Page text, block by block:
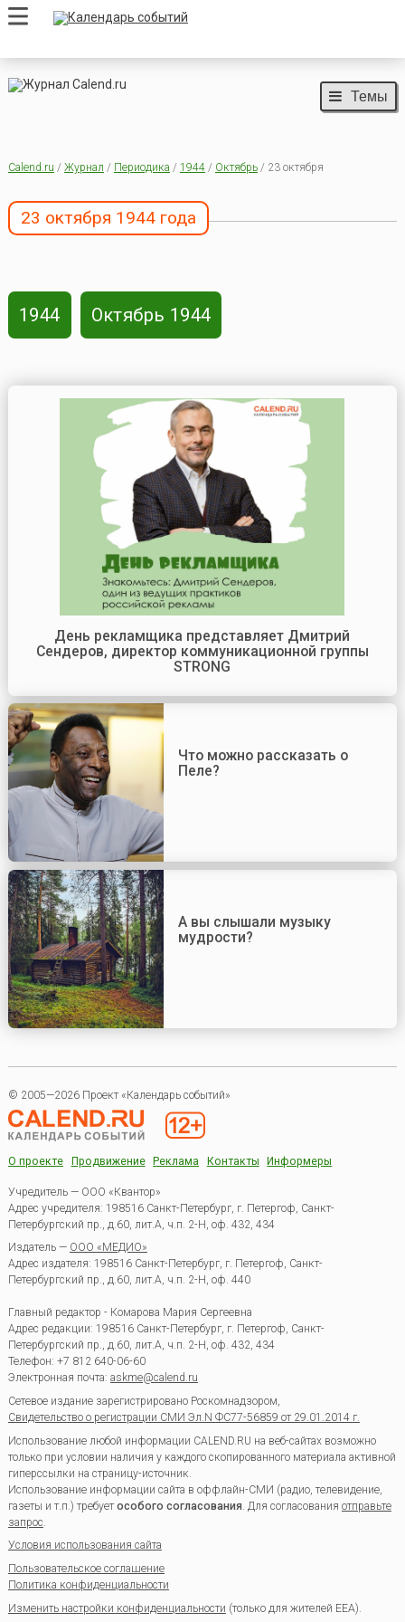
Темы
Calend.ru / Журнал / Периодика / 1944/ Октябрь/ 23 октября
23 октября 1944 года
1944 Октябрь 1944
День рекламщика представляет Дмитрий
Сендеров, директор коммуникационной группы
STRONG
Что можно рассказать о
Пеле?
А вы слышали музыку
мудрости?
© 2005—2026 Проект «Календарь событий»
О проекте Продвижение Реклама Контакты Информеры
Учредитель — ООО «Квантор»
Адрес учредителя: 198516 Санкт-Петербург, г. Петергоф, Санкт-
Петербургский пр., д.60, лит.А, ч.п. 2-Н, оф. 432, 434
Издатель — ООО «МЕДИО»
Адрес издателя: 198516 Санкт-Петербург, г. Петергоф, Санкт-
Петербургский пр., д.60, лит.А, ч.п. 2-Н, оф. 440
Главный редактор - Комарова Мария Сергеевна
Адрес редакции: 198516 Санкт-Петербург, г. Петергоф, Санкт-
Петербургский пр., д.60, лит.А, ч.п. 2-Н, оф. 432, 434
Телефон: +7 812 640-06-60
Электронная почта: askme@calend.ru
Сетевое издание зарегистрировано Роскомнадзором,
Свидетельство о регистрации СМИ Эл.N ФС77-56859 от 29.01.2014 г.
Использование любой информации CALEND.RU на веб-сайтах возможно
только при условии наличия у каждого скопированного материала активной
гиперссылки на страницу-источник.
Использование информации сайта в оффлайн-СМИ (радио, телевидение,
газеты и т.п.) требуетособого согласования . Для согласования отправьте
запрос
Условия использования сайта
Пользовательское соглашение
Политика конфиденциальности
Изменить настройки конфиденциальности (только для жителей EEA).